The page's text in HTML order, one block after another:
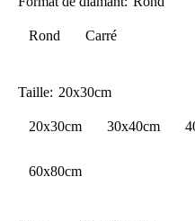
Rond Carré
Taille: 20x30cm
20x30cm 30x40cm
60x80cm